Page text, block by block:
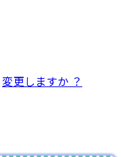
変更しますか ？